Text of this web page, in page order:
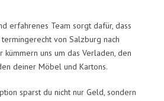
erfahrenes Team sorgt dafür, dass
von Salzburg nach
kümmern uns um das Verladen, den
deiner Möbel und Kartons.
sparst du nicht nur Geld, sondern